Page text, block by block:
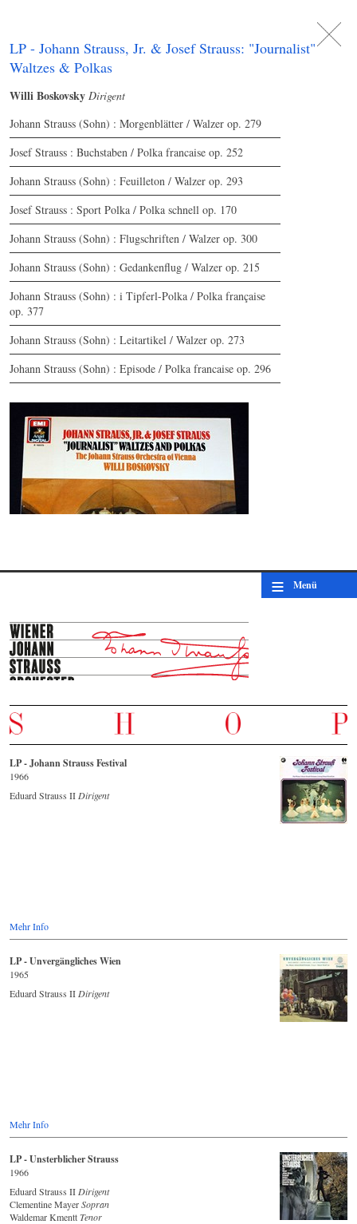
LP - Johann Strauss, Jr. & Josef Strauss: "Journalist"
Waltzes & Polkas
Willi Boskovsky Dirigent
Johann Strauss (Sohn) : Morgenblätter / Walzer op. 279
Josef Strauss : Buchstaben / Polka francaise op. 252
Johann Strauss (Sohn) : Feuilleton / Walzer op. 293
Josef Strauss : Sport Polka / Polka schnell op. 170
Johann Strauss (Sohn) : Flugschriften / Walzer op. 300
Johann Strauss (Sohn) : Gedankenflug / Walzer op. 215
Johann Strauss (Sohn) : i Tipferl-Polka / Polka française
op. 377
Johann Strauss (Sohn) : Leitartikel / Walzer op. 273
Johann Strauss (Sohn) : Episode / Polka francaise op. 296
≡ Menü
LP - Johann Strauss Festival
1966
Eduard Strauss II Dirigent
Mehr Info
LP - Unvergängliches Wien
1965
Eduard Strauss II Dirigent
Mehr Info
LP - Unsterblicher Strauss
1966
Eduard Strauss II Dirigent
Clementine MayerSopran
Waldemar KmenttTenor